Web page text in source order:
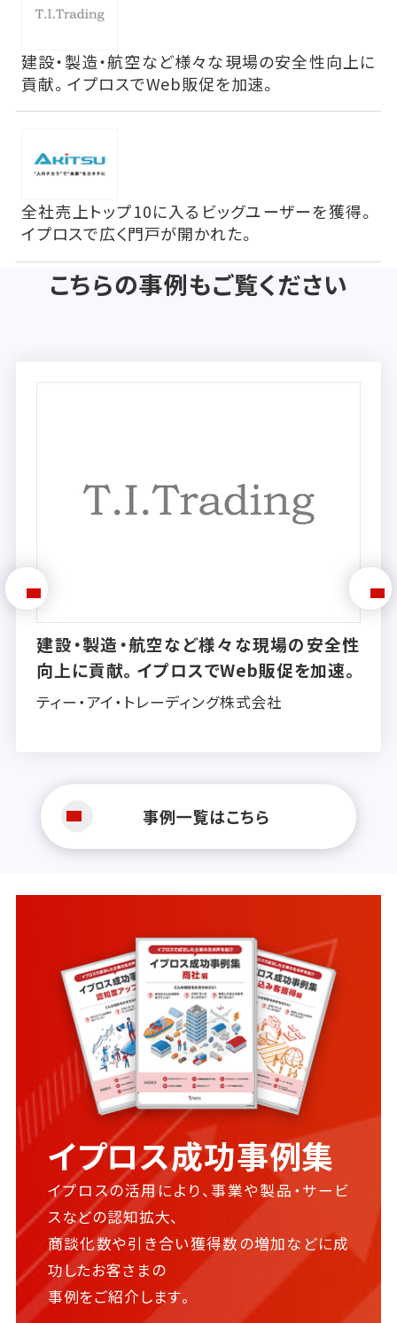
建設・製造・航空など様々な現場の安全性向上に
貢献。イプロスでWeb販促を加速。
全社売上トップ10に入るビッグユーザーを獲得。
イプロスで広く門戸が開かれた。
こちらの事例もご覧ください
建設・製造・航空など様々な現場の安全性
向上に貢献。イプロスでWeb販促を加速。
ティー・アイ・トレーディング株式会社
事例一覧はこちら
イプロス成功事例集
イプロスの活用により、事業や製品・サービ
スなどの認知拡大、
商談化数や引き合い獲得数の増加などに成
功したお客さまの
事例をご紹介します。